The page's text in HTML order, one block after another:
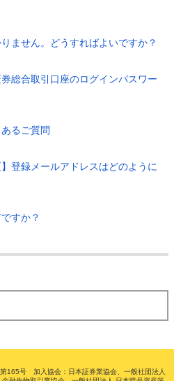
ません。どうすればよいですか？
券総合取引口座のログインパスワー
るご質問
】登録メールアドレスはどのように
すか？
165号 加入協会：日本証券業協会、一般社団法人